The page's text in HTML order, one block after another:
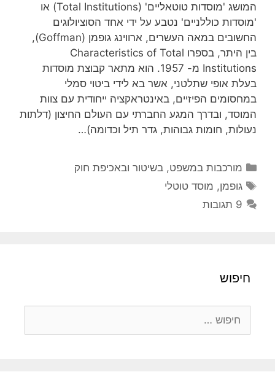
המושג 'מוסדות טוטאליים' (Total Institutions) או
'מוסדות כוללניים' נטבע על ידי אחד הסוציולוגים
החשובים במאה העשרים, ארווינג גופמן (Goffman),
בין היתר, בספרו Characteristics of Total
Institutions מ- 1957. הוא מתאר קבוצת מוסדות
בעלת אופי שתלטני, אשר בא לידי ביטוי סמלי
במחסומים הפיזיים, באינטראקציה ייחודית עם צוות
המוסד, ובדרך המגע החברתי עם העולם החיצון (דלתות
נעולות, חומות גבוהות, גדר תיל וכדומה)…
קטגוריות
מורכבות במשפט, בשיטור ובאכיפת חוק
תגיות
גופמן, מוסד טוטלי
9 תגובות
חיפוש